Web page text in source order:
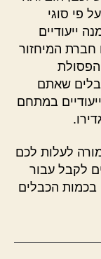
פי סוגי
ייעודיים
חברת המיחזור
הפסולת
שאתם
במתחם
לעלות לכם
לקבל עבור
בכמות הכבלים